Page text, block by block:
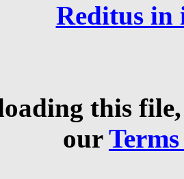
Reditus in
this
our